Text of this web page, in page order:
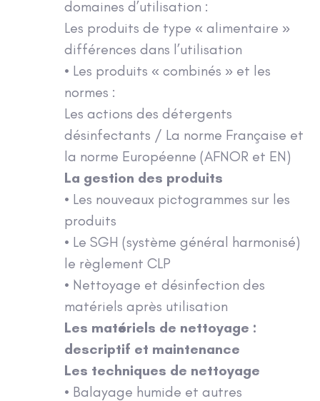
domaines d’utilisation :
Les produits de type « alimentaire »
différences dans l’utilisation
• Les produits « combinés » et les
normes :
Les actions des détergents
désinfectants / La norme Française et
la norme Européenne (AFNOR et EN)
La gestion des produits
• Les nouveaux pictogrammes sur les
produits
• Le SGH (système général harmonisé)
le règlement CLP
• Nettoyage et désinfection des
matériels après utilisation
Les matériels de nettoyage :
descriptif et maintenance
Les techniques de nettoyage
• Balayage humide et autres